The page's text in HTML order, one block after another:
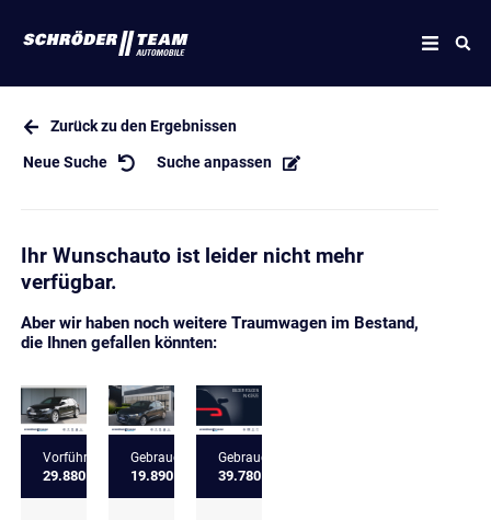
Zurück zu den Ergebnissen
Neue Suche Suche anpassen
Ihr Wunschauto ist leider nicht mehr
verfügbar.
Aber wir haben noch weitere Traumwagen im Bestand,
die Ihnen gefallen könnten:
Vorführfahrzeug
29.880 €
Gebrauchtfahrzeug
19.890 €
Gebrauchtfahrzeug
39.780 €